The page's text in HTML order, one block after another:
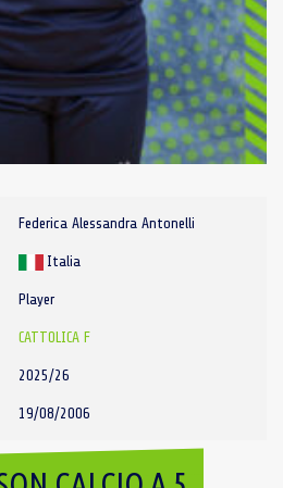
Federica Alessandra Antonelli
Italia
Player
CATTOLICA F
2025/26
19/08/2006